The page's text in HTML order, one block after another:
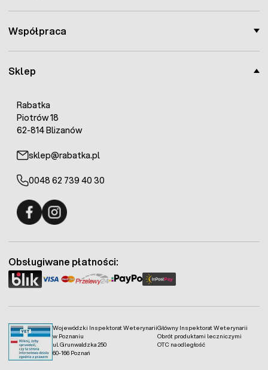
Sklep
Rabatka
Piotrów 18
62-814 Blizanów
sklep@rabatka.pl
0048 62 739 40 30
Współpraca
Wojewódzki Inspektorat Weterynarii
w Poznaniu
ul. Grunwaldzka 250
60-166 Poznań
Główny Inspektorat Weterynarii
Obrót produktami leczniczymi
OTC na odległość
Obsługiwane płatności: